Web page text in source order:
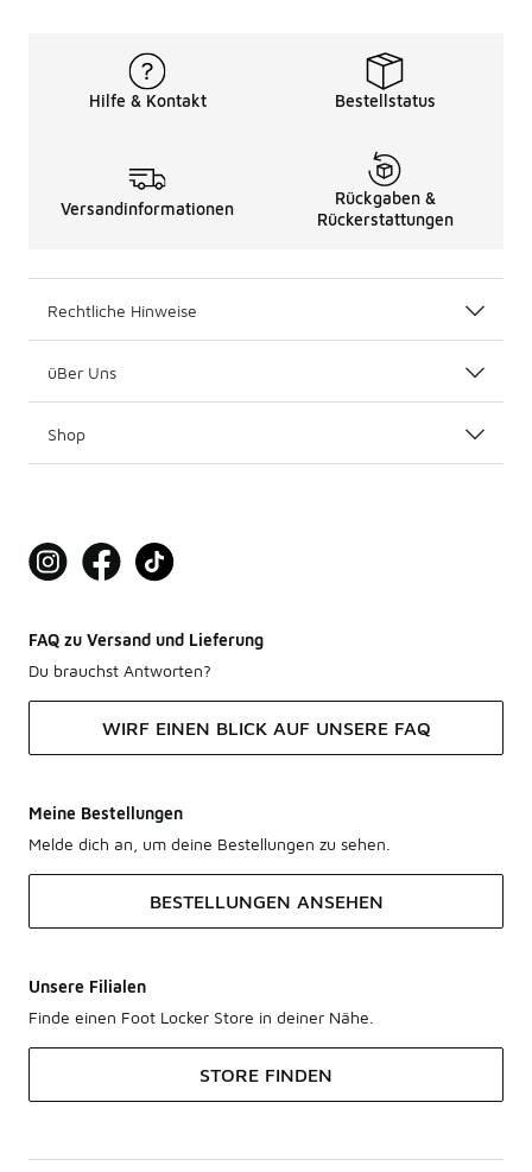
Hilfe & Kontakt Bestellstatus
Versandinformationen
Rückgaben &
Rückerstattungen
Rechtliche Hinweise
üBer Uns
Shop
FAQ zu Versand und Lieferung
Du brauchst Antworten?
WIRF EINEN BLICK AUF UNSERE FAQ
Meine Bestellungen
Melde dich an, um deine Bestellungen zu sehen.
BESTELLUNGEN ANSEHEN
Unsere Filialen
Finde einen Foot Locker Store in deiner Nähe.
STORE FINDEN